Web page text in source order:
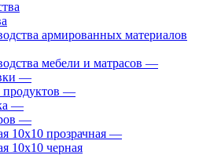
армированных материалов
мебели и матрасов —
—
—
—
—
10х10 прозрачная —
10х10 черная